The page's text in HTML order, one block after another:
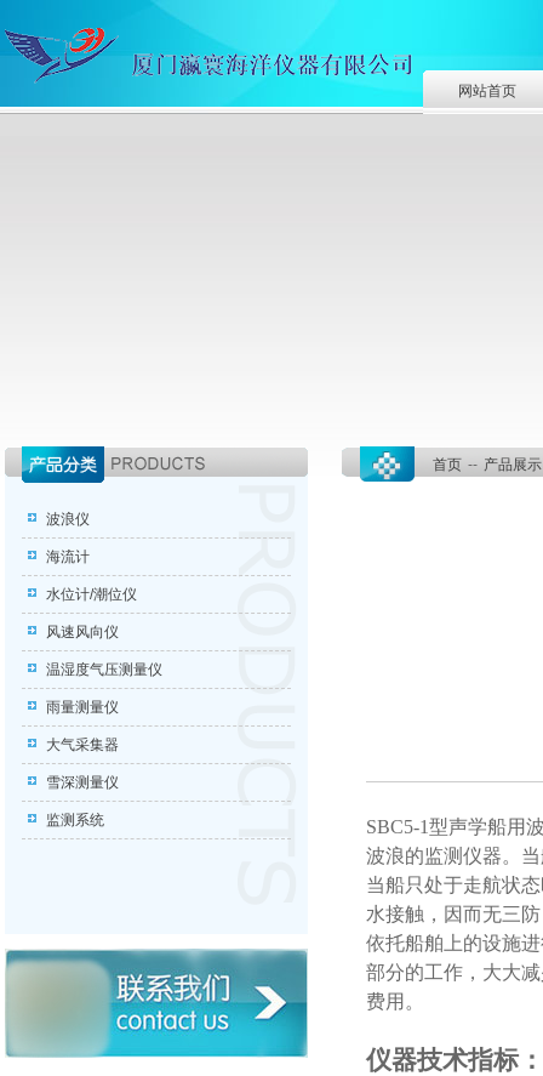
网站首页
波浪仪
海流计
水位计/潮位仪
风速风向仪
温湿度气压测量仪
雨量测量仪
大气采集器
雪深测量仪
监测系统
首页 -- 产品展示
SBC5-1型声学船用
波浪的监测仪器。
当船只处于走航状
水接触，因而无三
依托船舶上的设施
部分的工作，大大
费用。
仪器技术指标：